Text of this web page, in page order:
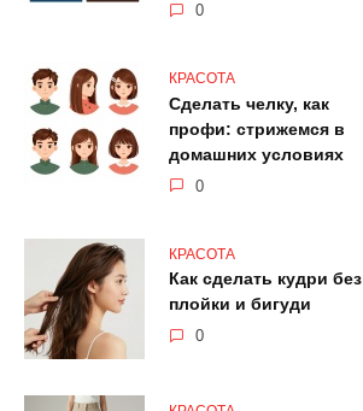
0
КРАСОТА
Сделать челку, как
профи: стрижемся в
домашних условиях
0
КРАСОТА
Как сделать кудри без
плойки и бигуди
0